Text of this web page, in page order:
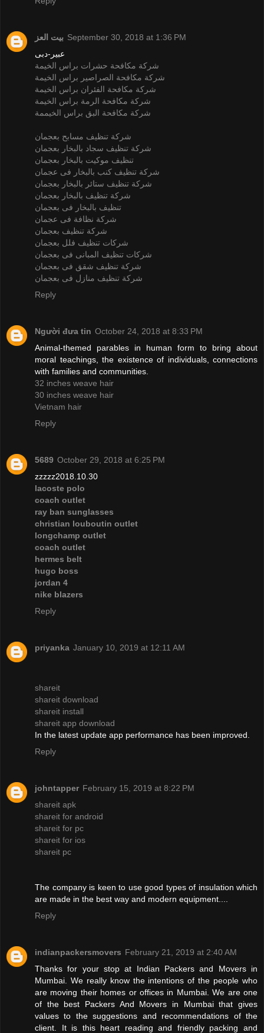
بيت العز September 30, 2018 at 1:36 PM
عبير-دبى
شركة مكافحة حشرات براس الخيمة
شركة مكافحة الصراصير براس الخيمة
شركة مكافحة الفئران براس الخيمة
شركة مكافحة الرمة براس الخيمة
شركة مكافحة البق براس الخيممة
شركة تنظيف مسابح بعجمان
شركة تنظيف سجاد بالبخار بعجمان
تنظيف موكيت بالبخار بعجمان
شركة تنظيف كنب بالبخار فى عجمان
شركة تنظيف ستائر بالبخار بعجمان
شركة تنظيف بالبخار بعجمان
تنظيف بالبخار فى بعجمان
شركة نظافة فى عجمان
شركة تنظيف بعجمان
شركات تنظيف فلل بعجمان
شركات تنظيف المبانى فى بعجمان
شركة تنظيف شقق فى بعجمان
شركة تنظيف منازل فى بعجمان
Reply
Người đưa tin October 24, 2018 at 8:33 PM
Animal-themed parables in human form to bring about
moral teachings, the existence of individuals, connections
with families and communities.
32 inches weave hair
30 inches weave hair
Vietnam hair
Reply
5689 October 29, 2018 at 6:25 PM
zzzzz2018.10.30
lacoste polo
coach outlet
ray ban sunglasses
christian louboutin outlet
longchamp outlet
coach outlet
hermes belt
hugo boss
jordan 4
nike blazers
Reply
priyanka January 10, 2019 at 12:11 AM
shareit
shareit download
shareit install
shareit app download
In the latest update app performance has been improved.
Reply
johntapper February 15, 2019 at 8:22 PM
shareit apk
shareit for android
shareit for pc
shareit for ios
shareit pc
The company is keen to use good types of insulation which
are made in the best way and modern equipment....
Reply
indianpackersmovers February 21, 2019 at 2:40 AM
Thanks for your stop at Indian Packers and Movers in
Mumbai. We really know the intentions of the people who
are moving their homes or offices in Mumbai. We are one
of the best Packers And Movers in Mumbai that gives
values to the suggestions and recommendations of the
client. It is this heart reading and friendly packing and